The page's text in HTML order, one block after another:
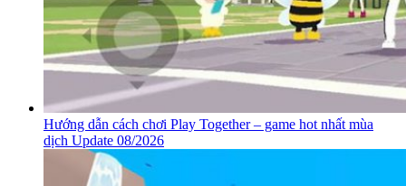
Hướng dẫn cách chơi Play Together – game hot nhất mùa
dịch Update 08/2026